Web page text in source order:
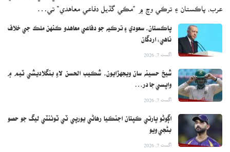
عرب، پاڪستان ۽ ترڪي وچ ۾ ”مڪي گڏيل دفاعي معاهدي“ تي…
پاڪستان، سعودي ۽ ترڪيه جو دفاعي معاهدو ڪنهن ملڪ جي خلاف
ناهي: اردگان
اگست 7, 2026
شيخ حسينه سان ويجهڙايون، شڪيب الحسن لاءِ بنگلاديشي ٽيم ۾
واپسي جا در…
اگست 7, 2026
اڳوڻو ڀارتي ڪپتان اجنڪيا رهاڻي يورپي ٽي ٽوئنٽي ليگ جو حصو
بڻجي ويو
اگست 7, 2026